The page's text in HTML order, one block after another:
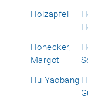
Holzapfel
Honecker,
Margot
Hu Yaobang